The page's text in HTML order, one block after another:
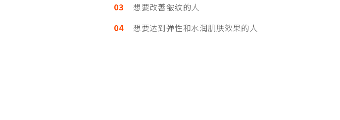
03 想要改善皱纹的人
04想要达到弹性和水润肌肤效果的人